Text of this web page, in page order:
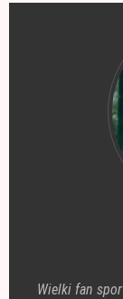
Wielki fan